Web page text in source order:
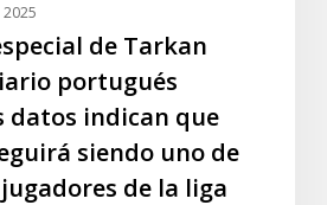
de Tarkan
portugués
datos indican que
siendo uno de
de la liga